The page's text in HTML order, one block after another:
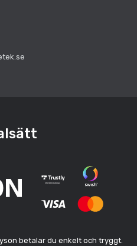
betalar du enkelt och tryggt.